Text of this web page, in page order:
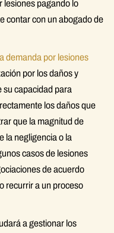
lesiones pagando lo
contar con un abogado de
demanda por lesiones
por los daños y
su capacidad para
los daños que
que la magnitud de
la negligencia o la
casos de lesiones
de acuerdo
recurrir a un proceso
a gestionar los